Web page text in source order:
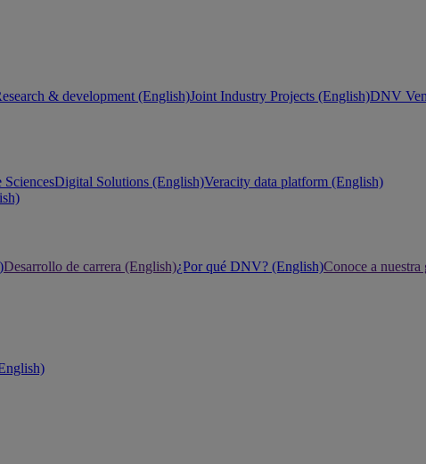
& development (English)Joint Industry Projects (English)DNV
Digital Solutions (English)Veracity data platform (English)
Desarrollo de carrera (English)¿Por qué DNV? (English)Conoce a